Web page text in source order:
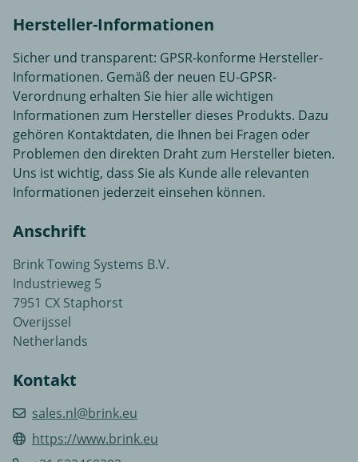
Hersteller-Informationen
Sicher und transparent: GPSR-konforme Hersteller-
Informationen. Gemäß der neuen EU-GPSR-
Verordnung erhalten Sie hier alle wichtigen
Informationen zum Hersteller dieses Produkts. Dazu
gehören Kontaktdaten, die Ihnen bei Fragen oder
Problemen den direkten Draht zum Hersteller bieten.
Uns ist wichtig, dass Sie als Kunde alle relevanten
Informationen jederzeit einsehen können.
Anschrift
Brink Towing Systems B.V.
Industrieweg 5
7951 CX Staphorst
Overijssel
Netherlands
Kontakt
sales.nl@brink.eu
https://www.brink.eu